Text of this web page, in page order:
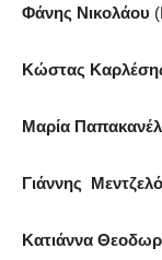
Φάνης Νικολάου
Kώστας
Μαρία
Γιάννης
Κατιάννα